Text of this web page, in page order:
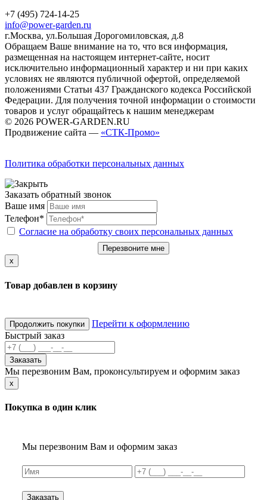
+7 (495) 724-14-25
info@power-garden.ru
г.Москва, ул.Большая Дорогомиловская, д.8
Обращаем Ваше внимание на то, что вся информация,
размещенная на настоящем интернет-сайте, носит
исключительно информационный характер и ни при каких
условиях не являются публичной офертой, определяемой
положениями Статьи 437 Гражданского кодекса Российской
Федерации. Для получения точной информации о стоимости
товаров и услуг обращайтесь к нашим менеджерам
© 2026 POWER-GARDEN.RU
Продвижение сайта — «СТК-Промо»
Политика обработки персональных данных
Заказать обратный звонок
Ваше имя
Телефон*
Согласие на обработку своих персональных данных
Перезвоните мне
x
Товар добавлен в корзину
Продолжить покупки
Перейти к оформлению
Быстрый заказ
Заказать
Мы перезвоним Вам, проконсультируем и оформим заказ
x
Покупка в один клик
Мы перезвоним Вам и оформим заказ
Заказать